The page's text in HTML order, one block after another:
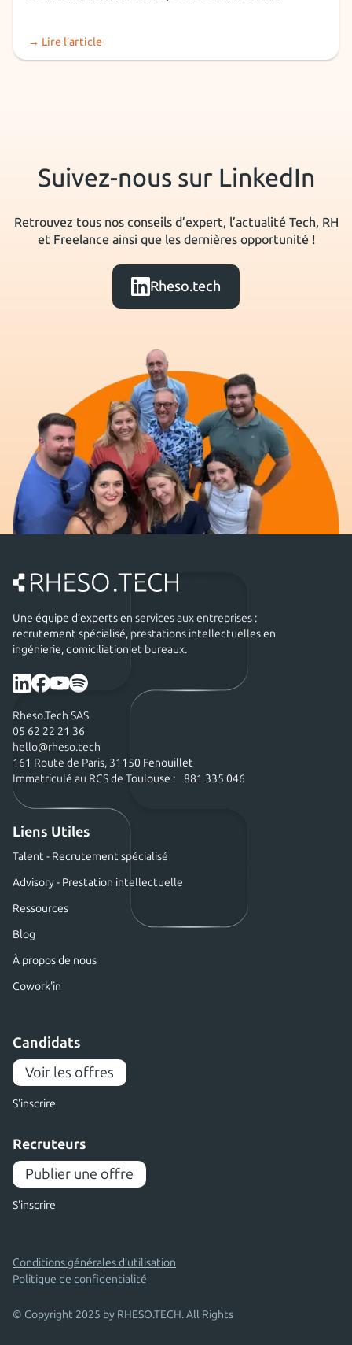
→ Lire l’article
Suivez-nous sur LinkedIn
Retrouvez tous nos conseils d’expert, l’actualité Tech, RH
et Freelance ainsi que les dernières opportunité !
Rheso.tech
Une équipe d’experts en services aux entreprises :
recrutement spécialisé, prestations intellectuelles en
ingénierie, domiciliation et bureaux.
Rheso.Tech SAS
05 62 22 21 36
hello@rheso.tech
161 Route de Paris, 31150 Fenouillet
Immatriculé au RCS de Toulouse : 881 335 046
Liens Utiles
Talent - Recrutement spécialisé
Advisory - Prestation intellectuelle
Ressources
Blog
À propos de nous
Cowork'in
Candidats
Voir les offres
S'inscrire
Recruteurs
Publier une offre
S'inscrire
© Copyright 2025 by RHESO.TECH. All Rights
Conditions générales d’utilisation
Politique de confidentialité